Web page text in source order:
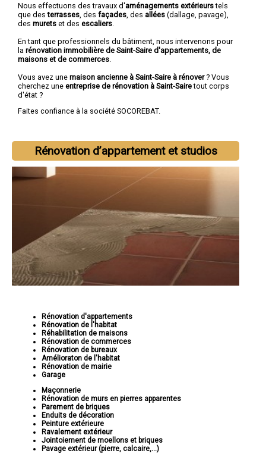
Nous effectuons des travaux d'aménagements extérieurstels
que desterrasses , des façades , des allées (dallage, pavage),
des murets et des escaliers
En tant que professionnels du bâtiment, nous intervenons pour
la rénovation immobilière de Saint-Saire d'appartements, de
maisons et de commerces
Vous avez une maison ancienne à Saint-Saire à rénover? Vous
cherchez une entreprise de rénovation à Saint-Sairetout corps
d'état ?
Faites confiance à la société SOCOREBAT.
Rénovation d’appartement et studios
Rénovation d'appartements
Rénovation de l'habitat
Réhabilitation de maisons
Rénovation de commerces
Rénovation de bureaux
Amélioraton de l'habitat
Rénovation de mairie
Garage
Maçonnerie
Rénovation de murs en pierres apparentes
Parement de briques
Enduits de décoration
Peinture extérieure
Ravalement extérieur
Jointoiement de moellons et briques
Pavage extérieur (pierre, calcaire,...)